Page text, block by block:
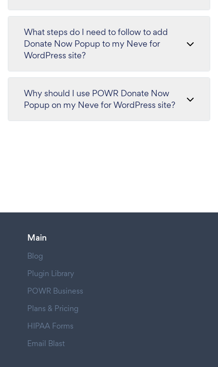
What steps do I need to follow to add
Donate Now Popup to my Neve for
WordPress site?
Why should I use POWR Donate Now
Popup on my Neve for WordPress site?
Main
Blog
Plugin Library
POWR Business
Plans & Pricing
HIPAA Forms
Email Blast